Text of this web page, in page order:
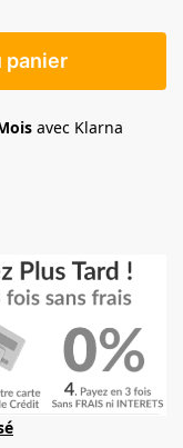
panier
avec Klarna